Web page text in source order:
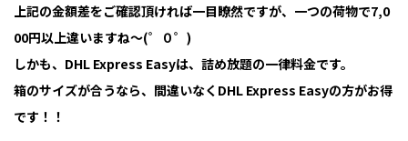
上記の金額差をご確認頂ければ一目瞭然ですが、一つの荷物で7,0
00円以上違いますね～(゜０゜)
しかも、DHL Express Easyは、詰め放題の一律料金です。
箱のサイズが合うなら、間違いなくDHL Express Easyの方がお得
です！！